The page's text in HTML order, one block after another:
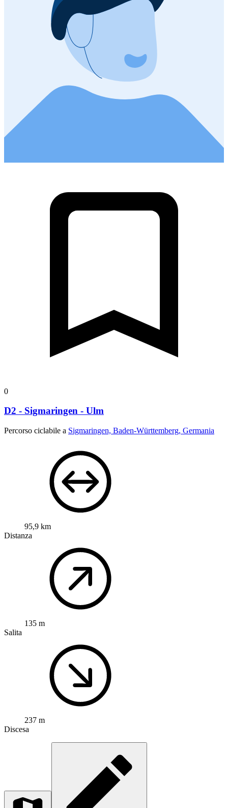
0
D2 - Sigmaringen - Ulm
Percorso ciclabile a Sigmaringen, Baden-Württemberg, Germania
95,9 km
Distanza
135 m
Salita
237 m
Discesa